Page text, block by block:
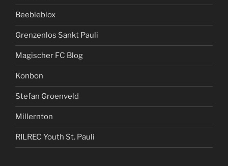
Beebleblox
Grenzenlos Sankt Pauli
Magischer FC Blog
Konbon
Stefan Groenveld
Millernton
RILREC Youth St. Pauli